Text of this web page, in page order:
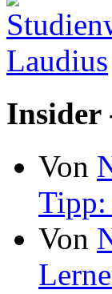
Insider
Von
Tipp:
Von